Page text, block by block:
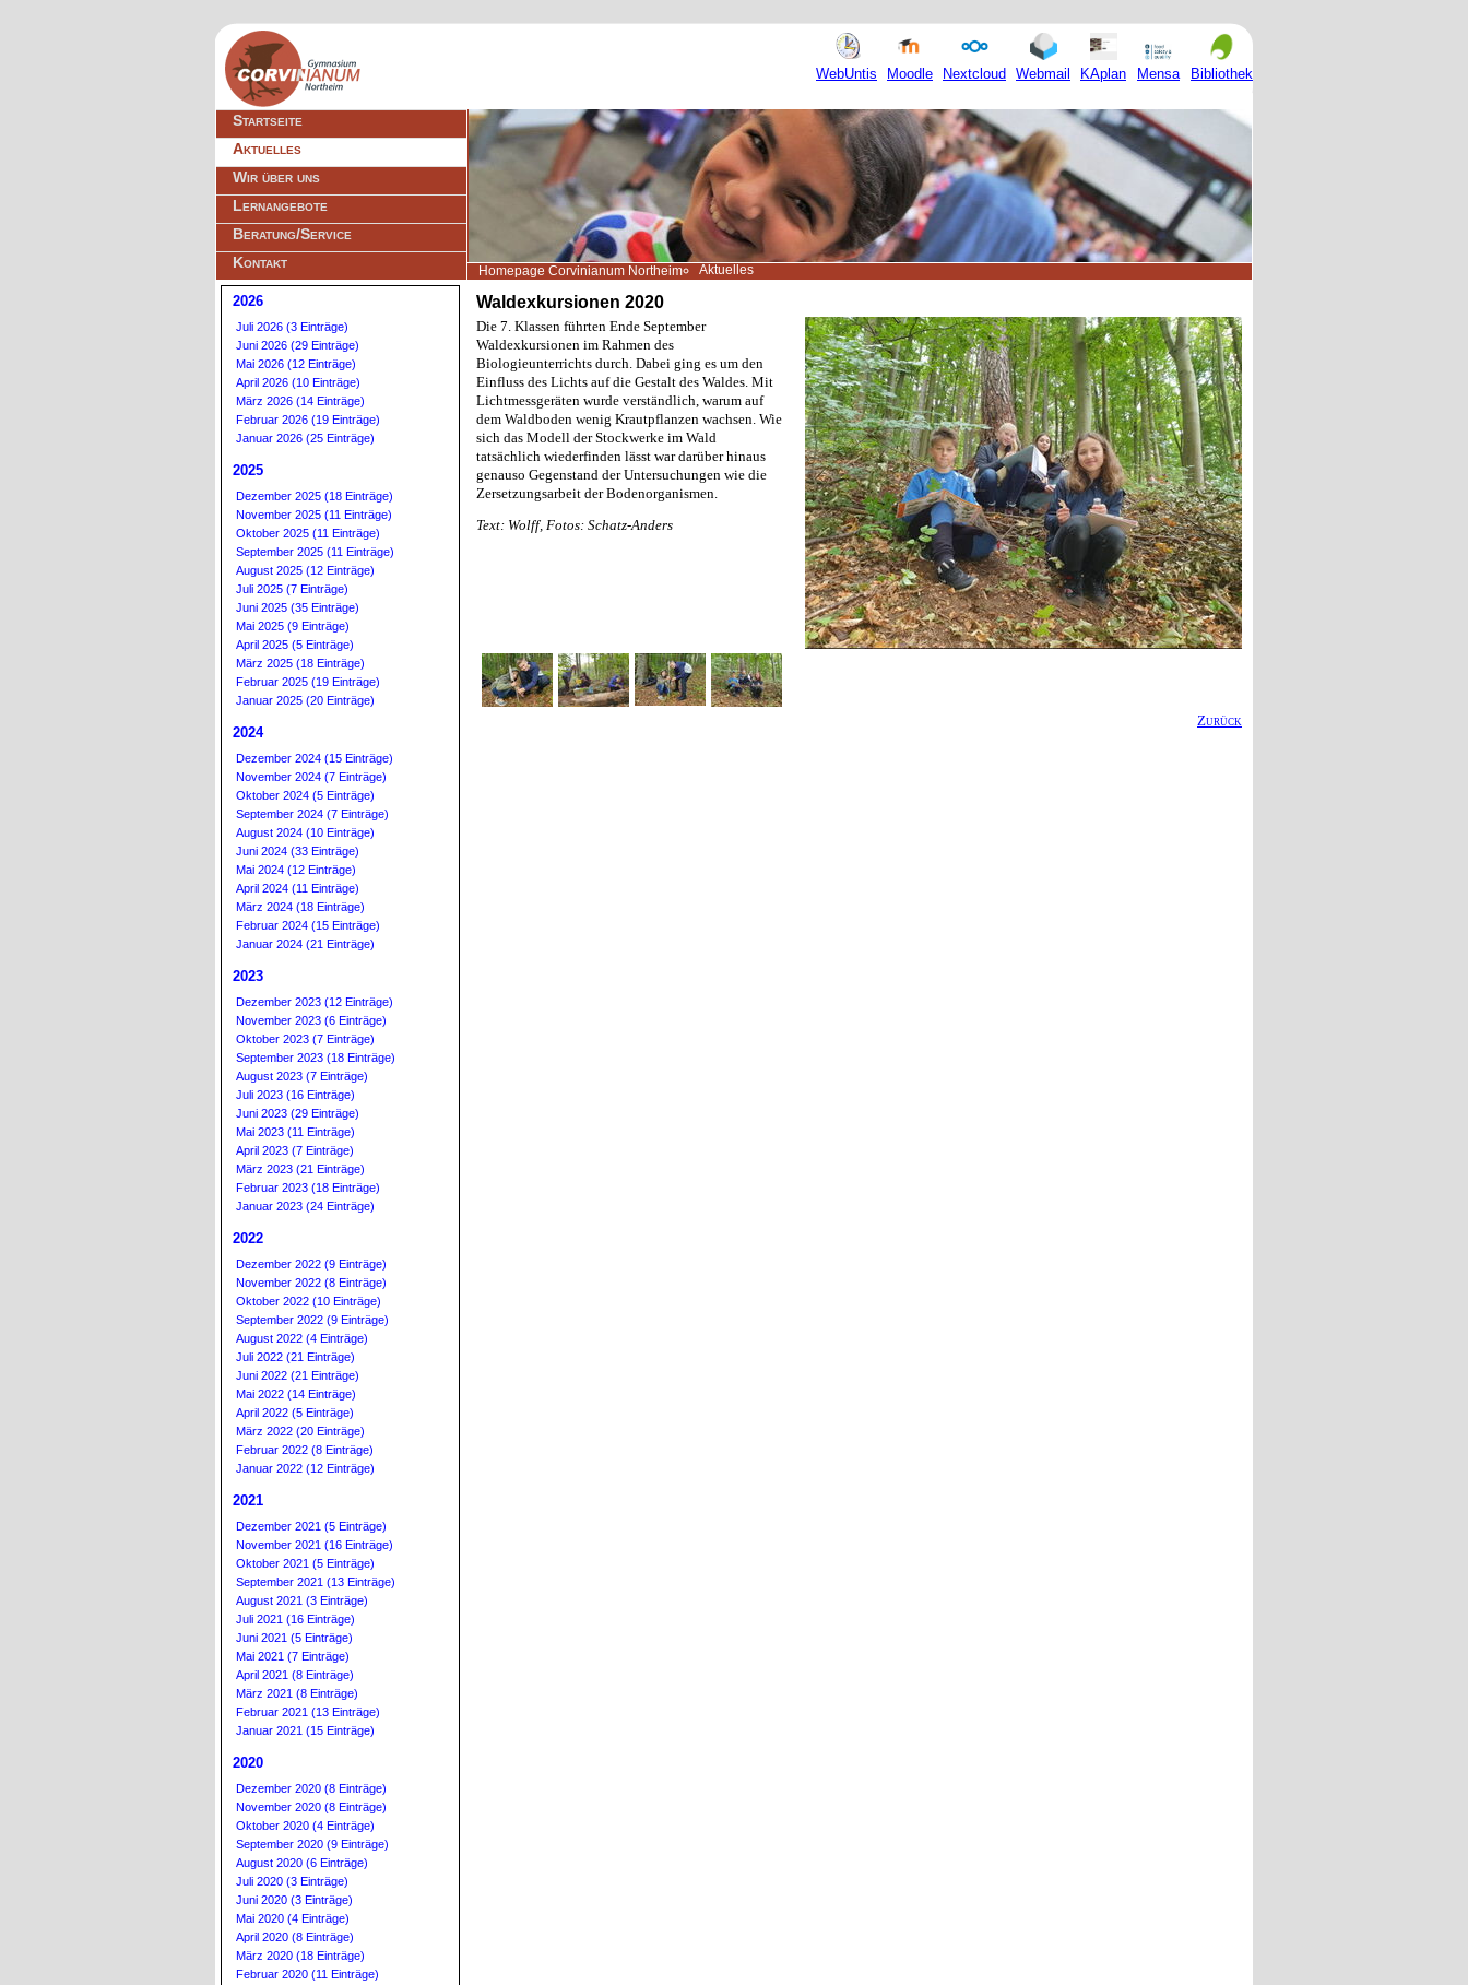
WebUntis Moodle Nextcloud Webmail KAplan Mensa Bibliothek
Navigation
überspringen
Startseite
Aktuelles
Wir über uns
Lernangebote
Beratung/Service
Kontakt
Homepage Corvinianum Northeim Aktuelles
Waldexkursionen 2020
Die 7. Klassen führten Ende September
Waldexkursionen im Rahmen des
Biologieunterrichts durch. Dabei ging es um den
Einfluss des Lichts auf die Gestalt des Waldes. Mit
Lichtmessgeräten wurde verständlich, warum auf
dem Waldboden wenig Krautpflanzen wachsen. Wie
sich das Modell der Stockwerke im Wald
tatsächlich wiederfinden lässt war darüber hinaus
genauso Gegenstand der Untersuchungen wie die
Zersetzungsarbeit der Bodenorganismen.
Text: Wolff, Fotos: Schatz-Anders
Zurück
2026
Juli 2026 (3 Einträge)
Juni 2026 (29 Einträge)
Mai 2026 (12 Einträge)
April 2026 (10 Einträge)
März 2026 (14 Einträge)
Februar 2026 (19 Einträge)
Januar 2026 (25 Einträge)
2025
Dezember 2025 (18 Einträge)
November 2025 (11 Einträge)
Oktober 2025 (11 Einträge)
September 2025 (11 Einträge)
August 2025 (12 Einträge)
Juli 2025 (7 Einträge)
Juni 2025 (35 Einträge)
Mai 2025 (9 Einträge)
April 2025 (5 Einträge)
März 2025 (18 Einträge)
Februar 2025 (19 Einträge)
Januar 2025 (20 Einträge)
2024
Dezember 2024 (15 Einträge)
November 2024 (7 Einträge)
Oktober 2024 (5 Einträge)
September 2024 (7 Einträge)
August 2024 (10 Einträge)
Juni 2024 (33 Einträge)
Mai 2024 (12 Einträge)
April 2024 (11 Einträge)
März 2024 (18 Einträge)
Februar 2024 (15 Einträge)
Januar 2024 (21 Einträge)
2023
Dezember 2023 (12 Einträge)
November 2023 (6 Einträge)
Oktober 2023 (7 Einträge)
September 2023 (18 Einträge)
August 2023 (7 Einträge)
Juli 2023 (16 Einträge)
Juni 2023 (29 Einträge)
Mai 2023 (11 Einträge)
April 2023 (7 Einträge)
März 2023 (21 Einträge)
Februar 2023 (18 Einträge)
Januar 2023 (24 Einträge)
2022
Dezember 2022 (9 Einträge)
November 2022 (8 Einträge)
Oktober 2022 (10 Einträge)
September 2022 (9 Einträge)
August 2022 (4 Einträge)
Juli 2022 (21 Einträge)
Juni 2022 (21 Einträge)
Mai 2022 (14 Einträge)
April 2022 (5 Einträge)
März 2022 (20 Einträge)
Februar 2022 (8 Einträge)
Januar 2022 (12 Einträge)
2021
Dezember 2021 (5 Einträge)
November 2021 (16 Einträge)
Oktober 2021 (5 Einträge)
September 2021 (13 Einträge)
August 2021 (3 Einträge)
Juli 2021 (16 Einträge)
Juni 2021 (5 Einträge)
Mai 2021 (7 Einträge)
April 2021 (8 Einträge)
März 2021 (8 Einträge)
Februar 2021 (13 Einträge)
Januar 2021 (15 Einträge)
2020
Dezember 2020 (8 Einträge)
November 2020 (8 Einträge)
Oktober 2020 (4 Einträge)
September 2020 (9 Einträge)
August 2020 (6 Einträge)
Juli 2020 (3 Einträge)
Juni 2020 (3 Einträge)
Mai 2020 (4 Einträge)
April 2020 (8 Einträge)
März 2020 (18 Einträge)
Februar 2020 (11 Einträge)